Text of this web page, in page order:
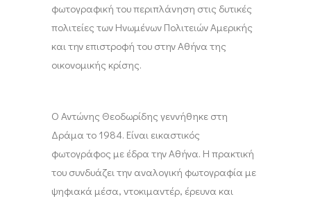
φωτογραφική του περιπλάνηση στις δυτικές
πολιτείες των Ηνωμένων Πολιτειών Αμερικής
και την επιστροφή του στην Αθήνα της
οικονομικής κρίσης.
O Αντώνης Θεοδωρίδης γεννήθηκε στη
Δράμα το 1984. Είναι εικαστικός
φωτογράφος με έδρα την Αθήνα. Η πρακτική
του συνδυάζει την αναλογική φωτογραφία με
ψηφιακά μέσα, ντοκιμαντέρ, έρευνα και